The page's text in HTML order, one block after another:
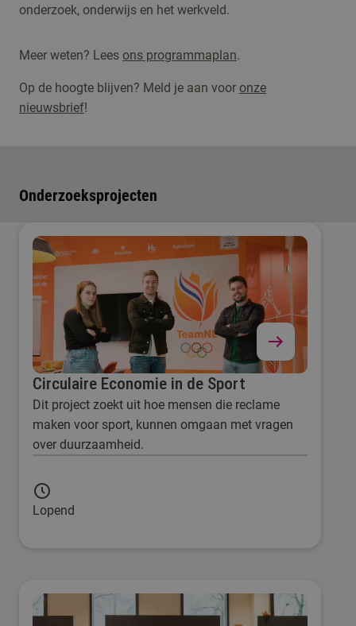
onderzoek, onderwijs en het werkveld.
Meer weten? Lees ons programmaplan.
Op de hoogte blijven? Meld je aan voor onze
nieuwsbrief!
Onderzoeksprojecten
Circulaire Economie in de Sport
Dit project zoekt uit hoe mensen die reclame
maken voor sport, kunnen omgaan met vragen
over duurzaamheid.
Lopend